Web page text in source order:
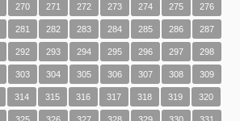
270 271 272 273 274 275 276
281 282 283 284 285 286 287
292 293 294 295 296 297 298
303 304 305 306 307 308 309
314 315 316 317 318 319 320